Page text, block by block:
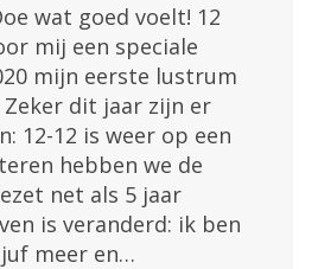
wat goed voelt! 12
mij een speciale
mijn eerste lustrum
dit jaar zijn er
12-12 is weer op een
hebben we de
net als 5 jaar
is veranderd: ik ben
meer en…